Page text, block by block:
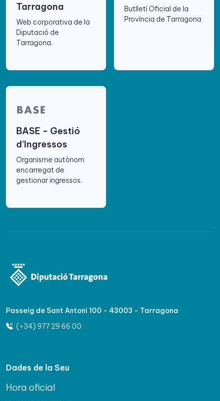
Tarragona
Web corporativa de la
Diputació de
Tarragona.
Butlletí Oficial de la
Província de Tarragona
BASE – Gestió
d’Ingressos
Organisme autònom
encarregat de
gestionar ingressos.
Passeig de Sant Antoni 100 - 43003 - Tarragona
(+34) 977 29 66 00
Dades de la Seu
Hora oficial